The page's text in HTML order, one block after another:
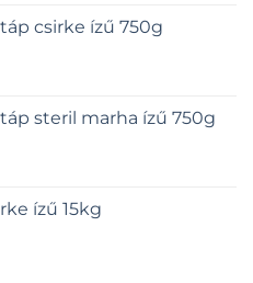
csirke ízű 750g
steril marha ízű 750g
ízű 15kg